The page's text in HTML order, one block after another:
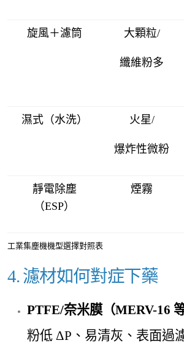
工業集塵機機型選擇對照表
旋風＋濾筒 大顆粒/
纖維粉多
濕式（水洗） 火星/
爆炸性微粉
靜電除塵
（ESP）
煙霧
4. 濾材如何對症下藥
PTFE/奈米膜（MERV-16
粉低 ΔP、易清灰、表面過